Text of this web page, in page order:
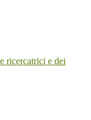
ricercatrici e dei